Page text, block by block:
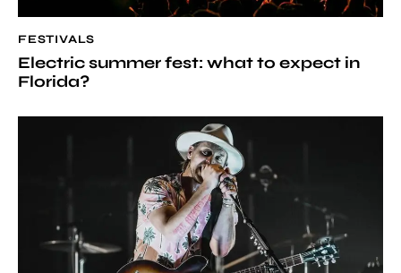
FESTIVALS
Electric summer fest: what to expect in
Florida?